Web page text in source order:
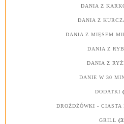
DANIA Z
DANIA Z
DANIA Z MIĘSEM
DANIA Z
DANIA Z
DANIE W 30
DODATKI
DROŻDŻÓWKI - CIASTA
GRILL